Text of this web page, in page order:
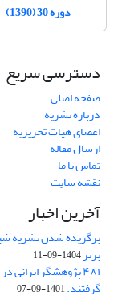
دوره 30 (1390)
دسترسی سریع
صفحه اصلی
درباره نشریه
اعضای هیات تحریریه
ارسال مقاله
تماس با ما
نقشه سایت
آخرین اخبار
برگزیده شدن نشریه
برتر1404-09-11
۴۸۱ پژوهشگر
گرفتند.1401-09-07